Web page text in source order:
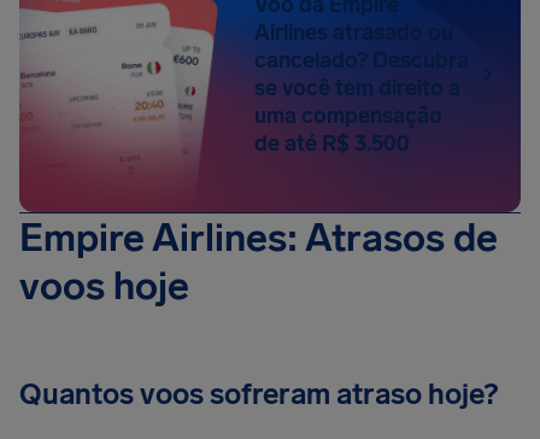
Airlines atrasado ou
cancelado? Descubra
se você tem direito a
uma compensação
de até R$ 3.500
Empire Airlines: Atrasos de
voos hoje
Quantos voos sofreram atraso hoje?